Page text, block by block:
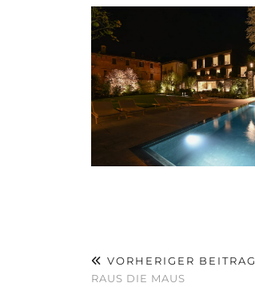
VORHERIGER BEITRAG
RAUS DIE MAUS